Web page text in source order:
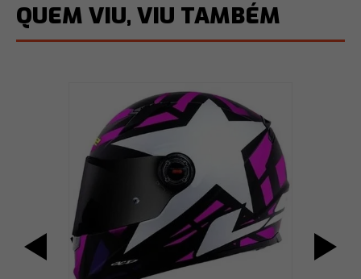
QUEM VIU, VIU TAMBÉM